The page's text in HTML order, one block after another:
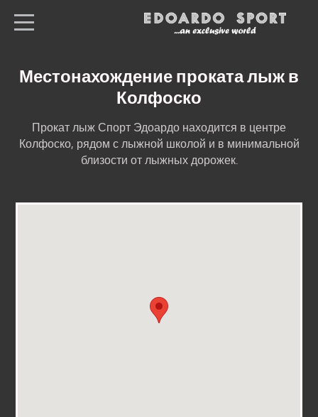
Home
спортивная одежда
Лыжные ботинки
лыж
Местонахождение проката лыж в
Колфоско
Прокат лыж Спорт Эдоардо находится в центре
Колфоско, рядом с лыжной школой и в минимальной
близости от лыжных дорожек.